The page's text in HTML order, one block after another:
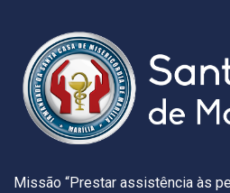
Missão “Prestar assistência às